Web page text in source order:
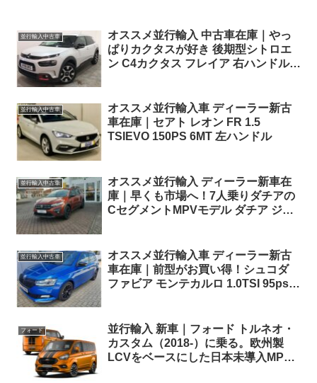
並行輸入中古車
オススメ並行輸入 中古車在庫｜やっ
ぱりカクタスが好き 後期型シトロエ
ン C4カクタス フレイア 右ハンドル
並行輸入中古車
オススメ並行輸入車 ディーラー新古
車在庫｜セアト レオン FR 1.5
TSIEVO 150PS 6MT 左ハンドル
並行輸入中古車
オススメ並行輸入 ディーラー新車在
庫｜早くも市場へ！7人乗りダチアの
CセグメントMPVモデル ダチア ジョ
並行輸入中古車
オススメ並行輸入車 ディーラー新古
車在庫｜前型がお買い得！シュコダ
ファビア モンテカルロ 1.0TSI 95ps
フォード
並行輸入 新車｜フォード トルネオ・
カスタム（2018-）に乗る。欧州製
LCVをベースにした日本未導入MPV